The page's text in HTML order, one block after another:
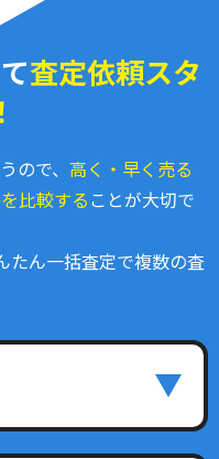
査定依頼スタ
ので、 高く・早く売る
比較する ことが大切で
たん一括査定で複数の査